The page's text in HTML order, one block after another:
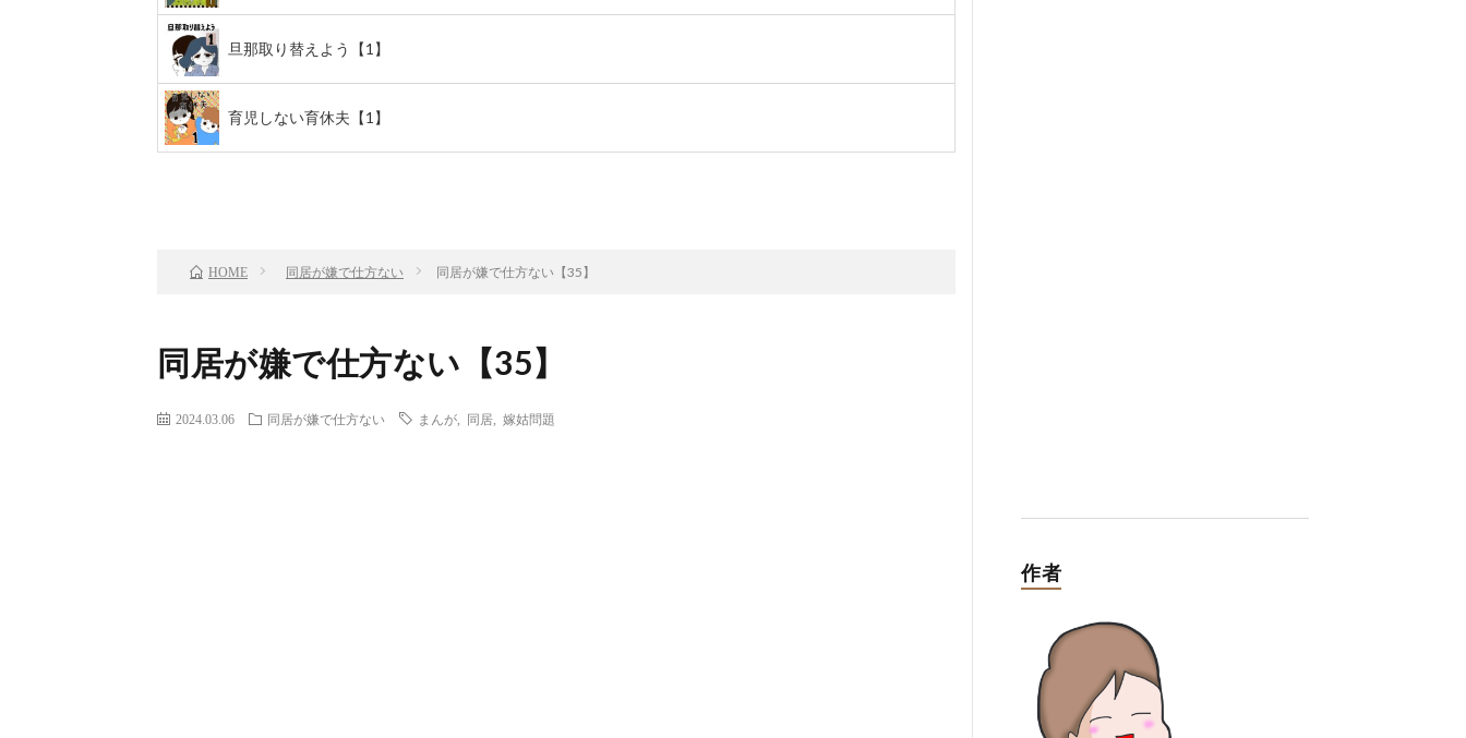
旦那取り替えよう【1】
育児しない育休夫【1】
HOME 同居が嫌で仕方ない 同居が嫌で仕方ない【35】
同居が嫌で仕方ない【35】
2024.03.06 同居が嫌で仕方ない まんが 同居 嫁姑問題
作者